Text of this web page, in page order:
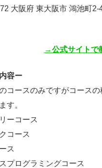
大阪府 東大阪市 鴻池町2-
→公式サイトで
容ー
コースのみですがコース
す。
ーコース
コース
ス
プログラミングコース